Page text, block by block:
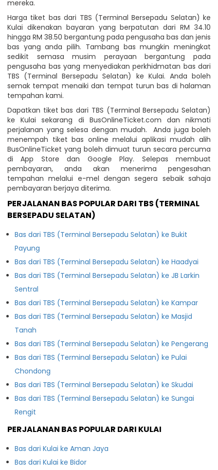
mereka.
Harga tiket bas dari TBS (Terminal Bersepadu Selatan) ke
Kulai dikenakan bayaran yang berpatutan dari RM 34.10
hingga RM 38.50 bergantung pada pengusaha bas dan jenis
bas yang anda pilih. Tambang bas mungkin meningkat
sedikit semasa musim perayaan bergantung pada
pengusaha bas yang menyediakan perkhidmatan bas dari
TBS (Terminal Bersepadu Selatan) ke Kulai. Anda boleh
semak tempat menaiki dan tempat turun bas di halaman
tempahan kami.
Dapatkan tiket bas dari TBS (Terminal Bersepadu Selatan)
ke Kulai sekarang di BusOnlineTicket.com dan nikmati
perjalanan yang selesa dengan mudah. Anda juga boleh
menempah tiket bas online melalui aplikasi mudah alih
BusOnlineTicket yang boleh dimuat turun secara percuma
di App Store dan Google Play. Selepas membuat
pembayaran, anda akan menerima pengesahan
tempahan melalui e-mel dengan segera sebaik sahaja
pembayaran berjaya diterima.
PERJALANAN BAS POPULAR DARI TBS (TERMINAL
BERSEPADU SELATAN)
Bas dari TBS (Terminal Bersepadu Selatan) ke Bukit
Payung
Bas dari TBS (Terminal Bersepadu Selatan) ke Haadyai
Bas dari TBS (Terminal Bersepadu Selatan) ke JB Larkin
Sentral
Bas dari TBS (Terminal Bersepadu Selatan) ke Kampar
Bas dari TBS (Terminal Bersepadu Selatan) ke Masjid
Tanah
Bas dari TBS (Terminal Bersepadu Selatan) ke Pengerang
Bas dari TBS (Terminal Bersepadu Selatan) ke Pulai
Chondong
Bas dari TBS (Terminal Bersepadu Selatan) ke Skudai
Bas dari TBS (Terminal Bersepadu Selatan) ke Sungai
Rengit
PERJALANAN BAS POPULAR DARI KULAI
Bas dari Kulai ke Aman Jaya
Bas dari Kulai ke Bidor